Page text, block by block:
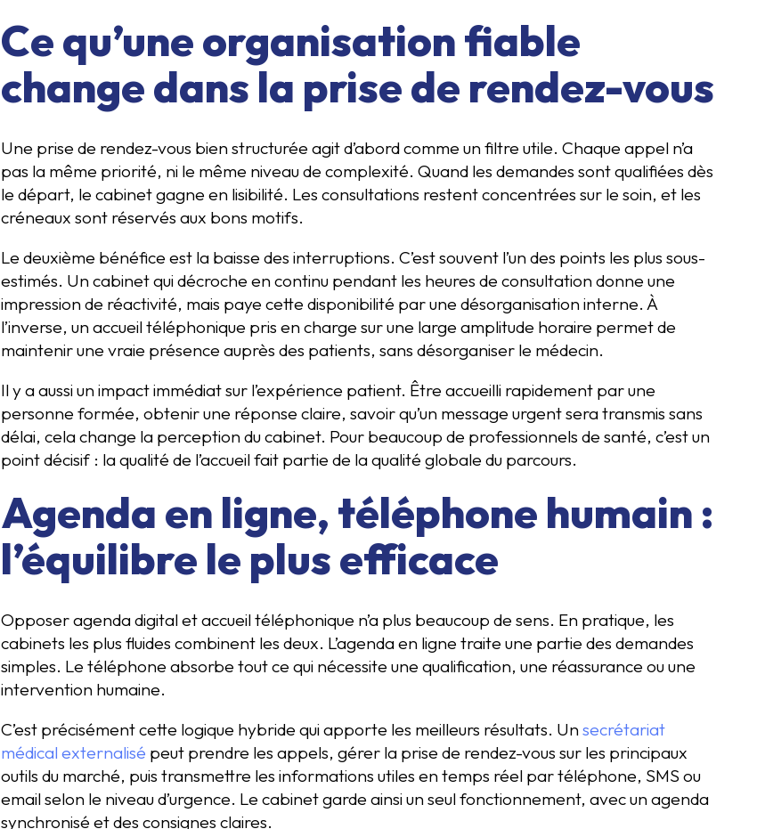
Ce qu’une organisation fiable
change dans la prise de rendez-vous
Une prise de rendez-vous bien structurée agit d’abord comme un filtre utile. Chaque appel n’a
pas la même priorité, ni le même niveau de complexité. Quand les demandes sont qualifiées dès
le départ, le cabinet gagne en lisibilité. Les consultations restent concentrées sur le soin, et les
créneaux sont réservés aux bons motifs.
Le deuxième bénéfice est la baisse des interruptions. C’est souvent l’un des points les plus sous-
estimés. Un cabinet qui décroche en continu pendant les heures de consultation donne une
impression de réactivité, mais paye cette disponibilité par une désorganisation interne. À
l’inverse, un accueil téléphonique pris en charge sur une large amplitude horaire permet de
maintenir une vraie présence auprès des patients, sans désorganiser le médecin.
Il y a aussi un impact immédiat sur l’expérience patient. Être accueilli rapidement par une
personne formée, obtenir une réponse claire, savoir qu’un message urgent sera transmis sans
délai, cela change la perception du cabinet. Pour beaucoup de professionnels de santé, c’est un
point décisif : la qualité de l’accueil fait partie de la qualité globale du parcours.
Agenda en ligne, téléphone humain :
l’équilibre le plus efficace
Opposer agenda digital et accueil téléphonique n’a plus beaucoup de sens. En pratique, les
cabinets les plus fluides combinent les deux. L’agenda en ligne traite une partie des demandes
simples. Le téléphone absorbe tout ce qui nécessite une qualification, une réassurance ou une
intervention humaine.
C’est précisément cette logique hybride qui apporte les meilleurs résultats. Unsecrétariat
médical externalisé peut prendre les appels, gérer la prise de rendez-vous sur les principaux
outils du marché, puis transmettre les informations utiles en temps réel par téléphone, SMS ou
email selon le niveau d’urgence. Le cabinet garde ainsi un seul fonctionnement, avec un agenda
synchronisé et des consignes claires.